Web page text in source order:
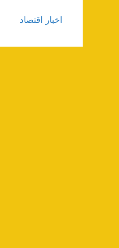
اخبار اقتصاد